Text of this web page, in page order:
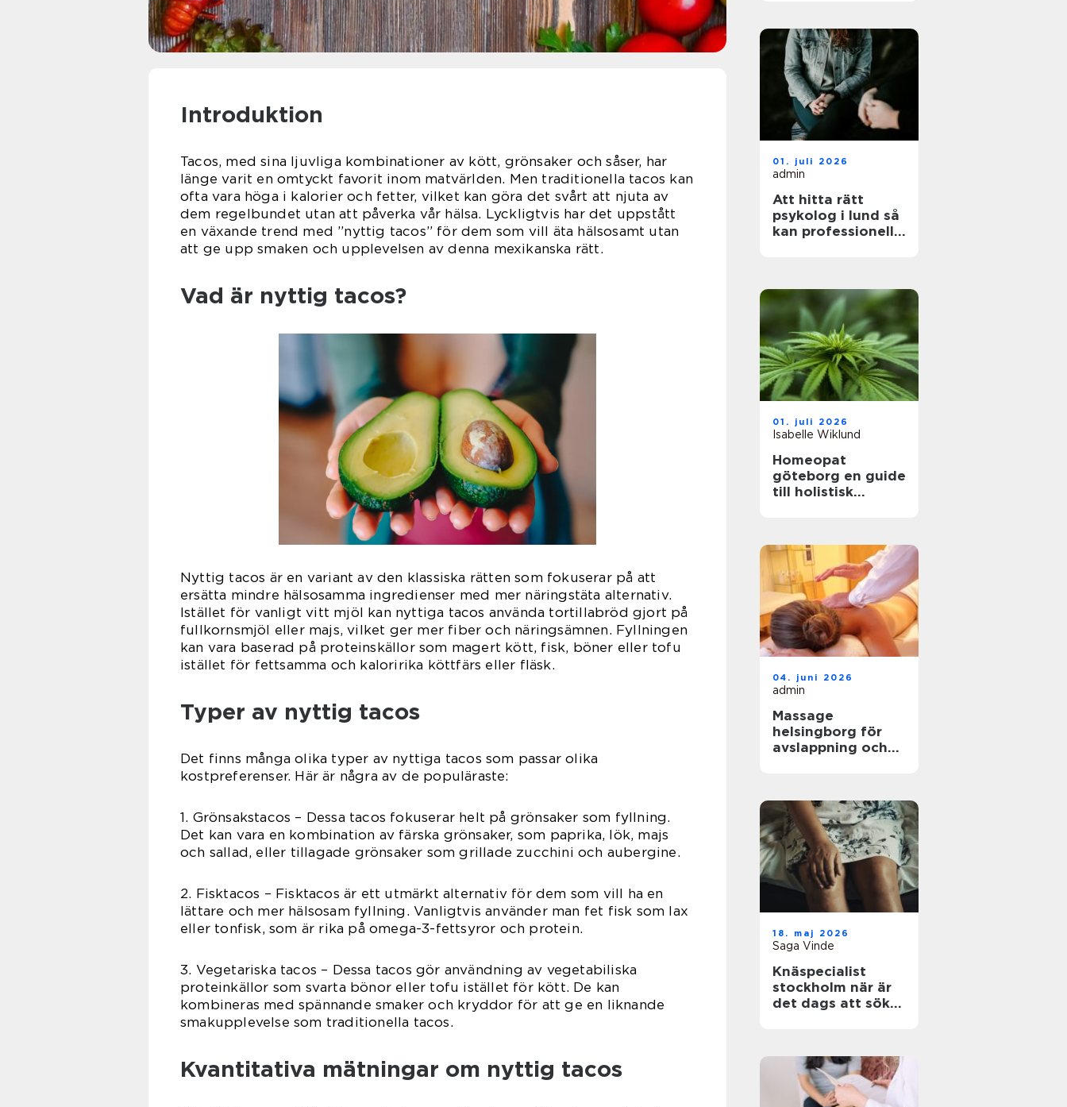
Introduktion
Tacos, med sina ljuvliga kombinationer av kött, grönsaker och såser, har
länge varit en omtyckt favorit inom matvärlden. Men traditionella tacos kan
ofta vara höga i kalorier och fetter, vilket kan göra det svårt att njuta av
dem regelbundet utan att påverka vår hälsa. Lyckligtvis har det uppstått
en växande trend med ”nyttig tacos” för dem som vill äta hälsosamt utan
att ge upp smaken och upplevelsen av denna mexikanska rätt.
Vad är nyttig tacos?
Nyttig tacos är en variant av den klassiska rätten som fokuserar på att
ersätta mindre hälsosamma ingredienser med mer näringstäta alternativ.
Istället för vanligt vitt mjöl kan nyttiga tacos använda tortillabröd gjort på
fullkornsmjöl eller majs, vilket ger mer fiber och näringsämnen. Fyllningen
kan vara baserad på proteinskällor som magert kött, fisk, böner eller tofu
istället för fettsamma och kaloririka köttfärs eller fläsk.
Typer av nyttig tacos
Det finns många olika typer av nyttiga tacos som passar olika
kostpreferenser. Här är några av de populäraste:
1. Grönsakstacos – Dessa tacos fokuserar helt på grönsaker som fyllning.
Det kan vara en kombination av färska grönsaker, som paprika, lök, majs
och sallad, eller tillagade grönsaker som grillade zucchini och aubergine.
2. Fisktacos – Fisktacos är ett utmärkt alternativ för dem som vill ha en
lättare och mer hälsosam fyllning. Vanligtvis använder man fet fisk som lax
eller tonfisk, som är rika på omega-3-fettsyror och protein.
3. Vegetariska tacos – Dessa tacos gör användning av vegetabiliska
proteinkällor som svarta bönor eller tofu istället för kött. De kan
kombineras med spännande smaker och kryddor för att ge en liknande
smakupplevelse som traditionella tacos.
Kvantitativa mätningar om nyttig tacos
01. juli 2026
admin
Att hitta rätt
psykolog i lund så
kan professionell
01. juli 2026
Isabelle Wiklund
Homeopat
göteborg en guide
till holistisk
04. juni 2026
admin
Massage
helsingborg för
avslappning och
18. maj 2026
Saga Vinde
Knäspecialist
stockholm när är
det dags att söka